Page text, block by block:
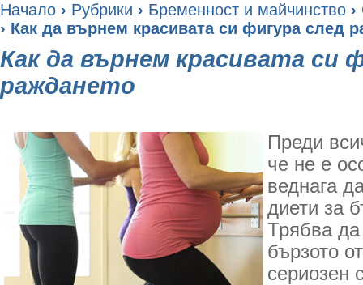
Начало › Рубрики › Бременност и майчинство ›
› Как да върнем красивата си фигура след
Как да върнем красивата си
раждането
Преди
че не е
веднага
диети за
Трябва
бързото
сериозен